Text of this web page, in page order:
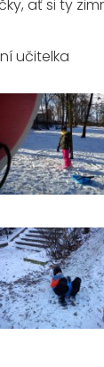
ať si ty
učitelka